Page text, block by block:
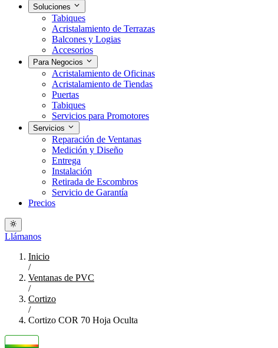
Soluciones
Tabiques
Acristalamiento de Terrazas
Balcones y Logias
Accesorios
Para Negocios
Acristalamiento de Oficinas
Acristalamiento de Tiendas
Puertas
Tabiques
Servicios para Promotores
Servicios
Reparación de Ventanas
Medición y Diseño
Entrega
Instalación
Retirada de Escombros
Servicio de Garantía
Precios
Llámanos
Inicio
/
Ventanas de PVC
/
Cortizo
/
Cortizo COR 70 Hoja Oculta